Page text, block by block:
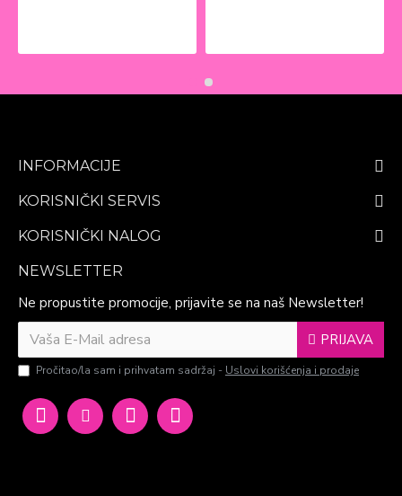
INFORMACIJE
KORISNIČKI SERVIS
KORISNIČKI NALOG
NEWSLETTER
Ne propustite promocije, prijavite se na naš Newsletter!
PRIJAVA
Pročitao/la sam i prihvatam sadržaj - Uslovi korišćenja i prodaje